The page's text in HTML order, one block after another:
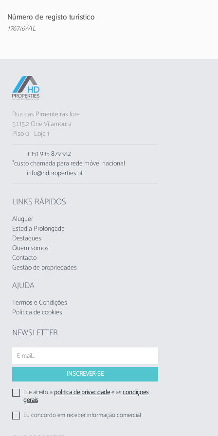
Localizado a apenas 500 metros da Praia de
de golfe, os campos de Vila Sol e Millenium
estão a curta distância, assim como o parque
O apartamento oferece Wi-Fi gratuito, ferro de
passar e uma varanda para momentos de
animais, o espaço é ideal para famílias e grupos
de jovens que procuram uma estadia
confortável e bem localizada.
A apenas 17 km do Aeroporto de Faro,
Varandas do Mar é a escolha perfeita para
com todo o conforto e comodidade.
Não se aceitam grupos de jovens menores de
pelos empreendimentos turísticos e
estabelecimentos de alojamento local aos
Número de registo turístico
176716/AL
Rua das Pimenteiras lote
5.1.15.2 One Vilamoura
Piso 0 - Loja 1
+351 935 879 912
*custo chamada para rede móvel nacional
info@hdproperties.pt
LINKS RÁPIDOS
Aluguer
Estadia Prolongada
Destaques
Quem somos
Contacto
Gestão de propriedades
AJUDA
Termos e Condições
Politica de cookies
NEWSLETTER
Li e aceito apolitica de privacidadee ascondições
gerais
Eu concordo em receber informação comercial